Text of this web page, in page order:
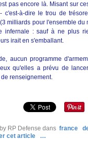
pas encore là. Misant sur
c'est-à-dire le trou de
milliards pour l'ensemble du
infernale : sauf à ne plus
irait en s'emballant.
aucun programme
qu'elles a prévu de
renseignement.
RP Defense dans france
cet article
…